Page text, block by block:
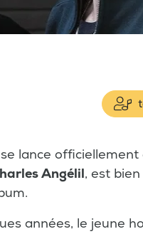
se lance officiellement
Angélil, est
années, le jeune